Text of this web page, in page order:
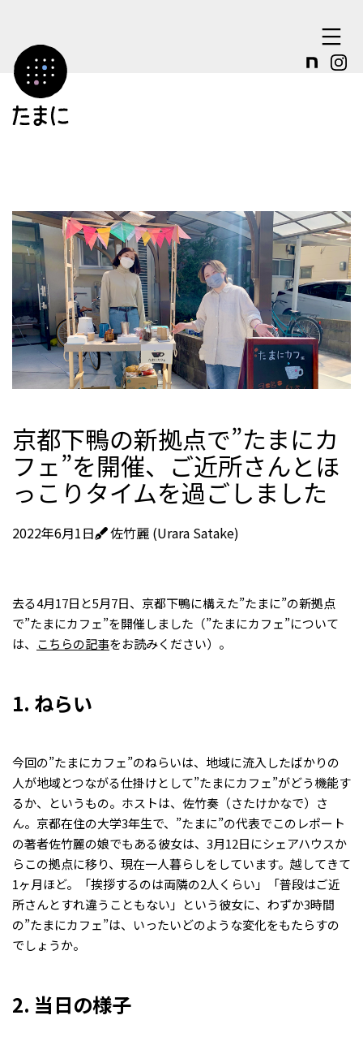
テ
ツ
キ
ッ
京都下鴨の新拠点で”たまにカ
フェ”を開催、ご近所さんとほ
っこりタイムを過ごしました
2022年6月1日 佐竹麗 (Urara Satake)
去る4月17日と5月7日、京都下鴨に構えた”たまに”の新拠点
で”たまにカフェ”を開催しました（”たまにカフェ”について
は、 こちらの記事をお読みください）。
1. ねらい
今回の”たまにカフェ”のねらいは、地域に流入したばかりの
人が地域とつながる仕掛けとして”たまにカフェ”がどう機能す
るか、というもの。ホストは、佐竹奏（さたけかなで）さ
ん。京都在住の大学3年生で、”たまに”の代表でこのレポート
の著者佐竹麗の娘でもある彼女は、3月12日にシェアハウスか
らこの拠点に移り、現在一人暮らしをしています。越してきて
1ヶ月ほど。「挨拶するのは両隣の2人くらい」「普段はご近
所さんとすれ違うこともない」という彼女に、わずか3時間
の”たまにカフェ”は、いったいどのような変化をもたらすの
でしょうか。
2. 当日の様子